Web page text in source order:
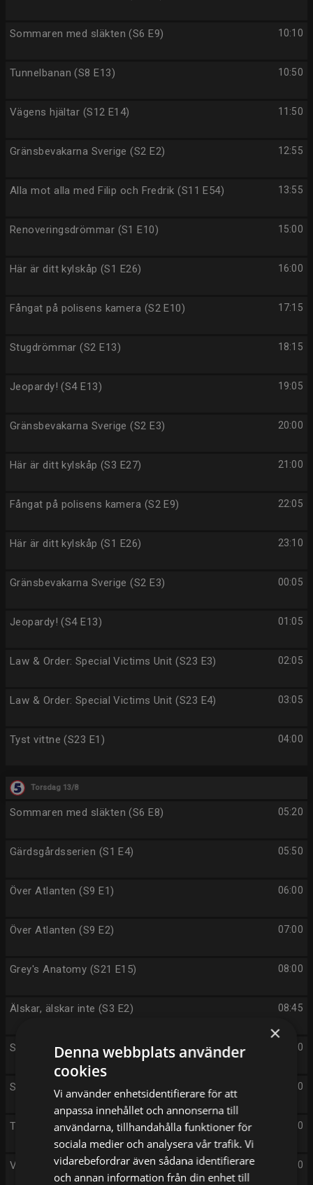
10:10
Sommaren med släkten (S6 E9)
10:50
Tunnelbanan (S8 E13)
11:50
Vägens hjältar (S12 E14)
12:55
Gränsbevakarna Sverige (S2 E2)
13:55
Alla mot alla med Filip och Fredrik (S11 E54)
15:00
Renoveringsdrömmar (S1 E10)
16:00
Här är ditt kylskåp (S1 E26)
17:15
Fångat på polisens kamera (S2 E10)
18:15
Stugdrömmar (S2 E13)
19:05
Jeopardy! (S4 E13)
20:00
Gränsbevakarna Sverige (S2 E3)
21:00
Här är ditt kylskåp (S3 E27)
22:05
Fångat på polisens kamera (S2 E9)
23:10
Här är ditt kylskåp (S1 E26)
00:05
Gränsbevakarna Sverige (S2 E3)
01:05
Jeopardy! (S4 E13)
02:05
Law & Order: Special Victims Unit (S23 E3)
03:05
Law & Order: Special Victims Unit (S23 E4)
04:00
Tyst vittne (S23 E1)
Torsdag 13/8
05:20
Sommaren med släkten (S6 E8)
05:50
Gärdsgårdsserien (S1 E4)
06:00
Över Atlanten (S9 E1)
07:00
Över Atlanten (S9 E2)
08:00
Grey's Anatomy (S21 E15)
08:45
Älskar, älskar inte (S3 E2)
09:40
Sommaren med släkten (S6 E10)
10:10
Sommaren med släkten (S6 E11)
10:50
Tunnelbanan (S8 E14)
11:50
Vägens hjältar (S12 E15)
×
Denna webbplats använder
cookies
Vi använder enhetsidentifierare för att
anpassa innehållet och annonserna till
användarna, tillhandahålla funktioner för
sociala medier och analysera vår trafik. Vi
vidarebefordrar även sådana identifierare
och annan information från din enhet till